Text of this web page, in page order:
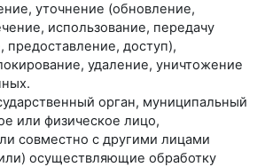
уточнение (обновление,
использование, передачу
предоставление, доступ),
удаление, уничтожение
орган, муниципальный
или физическое лицо,
совместно с другими лицами
осуществляющие обработку